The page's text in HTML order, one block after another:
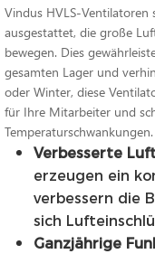
Vindus HVLS-Ventilatoren
ausgestattet, die große
bewegen. Dies
gesamten Lager und
oder Winter, diese
für Ihre Mitarbeiter und
Temperaturschwankungen.
Verbesserte
erzeugen ein
verbessern die
sich
Ganzjährige